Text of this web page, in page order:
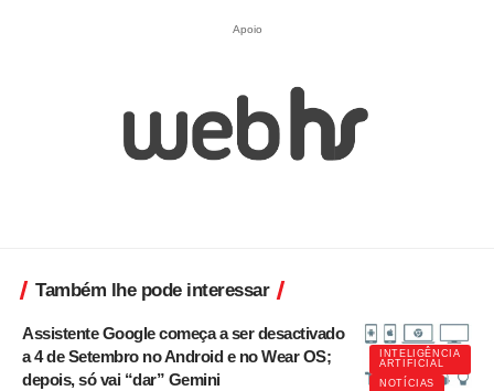
Apoio
Também lhe pode interessar
INTELIGÊNCIA
ARTIFICIAL
NOTÍCIAS
Assistente Google começa a ser desactivado
a 4 de Setembro no Android e no Wear OS;
depois, só vai “dar” Gemini